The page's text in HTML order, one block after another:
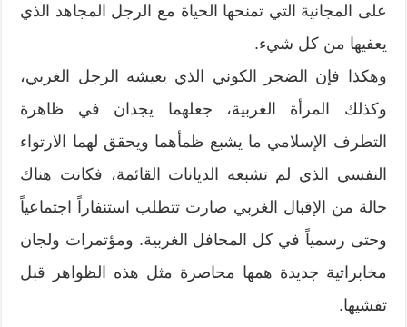
على المجانية التي تمنحها الحياة مع الرجل المجاهد الذي
يعفيها من كل شيء.
وهكذا فإن الضجر الكوني الذي يعيشه الرجل الغربي،
وكذلك المرأة الغربية، جعلهما يجدان في ظاهرة
التطرف الإسلامي ما يشبع ظمأهما ويحقق لهما الارتواء
النفسي الذي لم تشبعه الديانات القائمة، فكانت هناك
حالة من الإقبال الغربي صارت تتطلب استنفاراً اجتماعياً
وحتى رسمياً في كل المحافل الغربية. ومؤتمرات ولجان
مخابراتية جديدة همها محاصرة مثل هذه الظواهر قبل
تفشيها.